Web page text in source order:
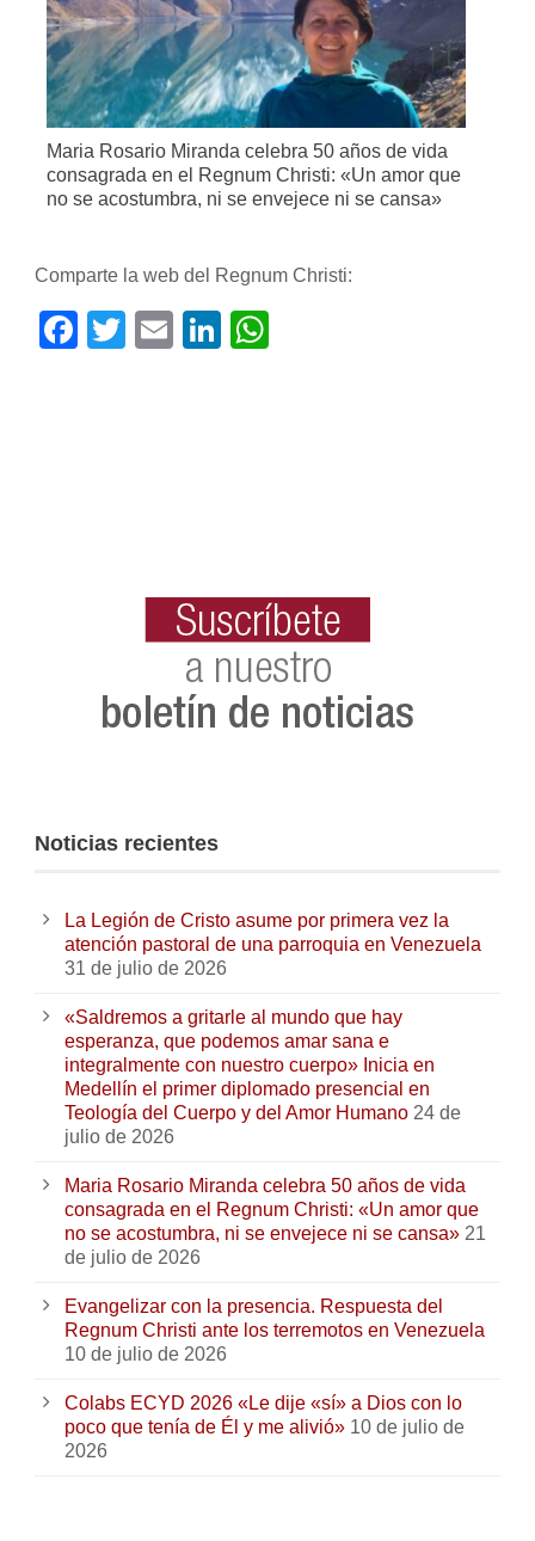
Maria Rosario Miranda celebra 50 años de vida
consagrada en el Regnum Christi: «Un amor que
no se acostumbra, ni se envejece ni se cansa»
Comparte la web del Regnum Christi:
Facebook
Twitter
EmailLinkedIn
Noticias recientes
La Legión de Cristo asume por primera vez la
atención pastoral de una parroquia en Venezuela
31 de julio de 2026
«Saldremos a gritarle al mundo que hay
esperanza, que podemos amar sana e
integralmente con nuestro cuerpo» Inicia en
Medellín el primer diplomado presencial en
Teología del Cuerpo y del Amor Humano 24 de
julio de 2026
Maria Rosario Miranda celebra 50 años de vida
consagrada en el Regnum Christi: «Un amor que
no se acostumbra, ni se envejece ni se cansa» 21
de julio de 2026
Evangelizar con la presencia. Respuesta del
Regnum Christi ante los terremotos en Venezuela
10 de julio de 2026
Colabs ECYD 2026 «Le dije «sí» a Dios con lo
poco que tenía de Él y me alivió» 10 de julio de
2026